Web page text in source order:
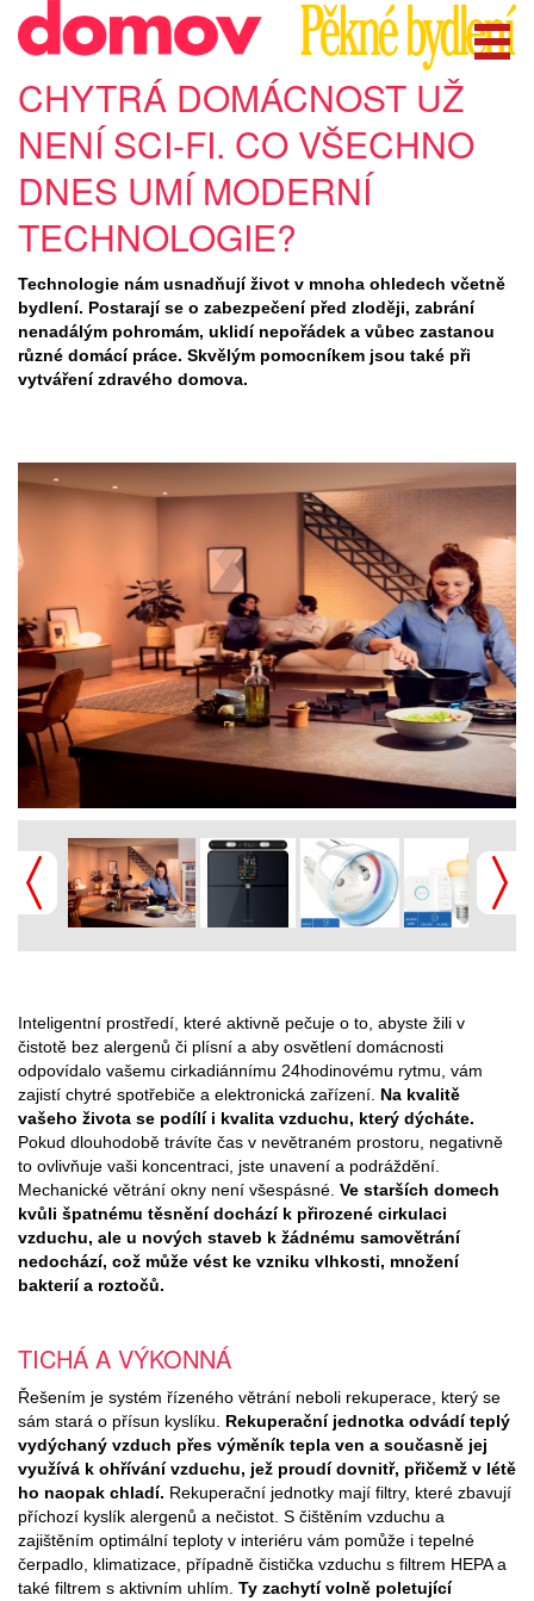
CHYTRÁ DOMÁCNOST UŽ
NENÍ SCI-FI. CO VŠECHNO
DNES UMÍ MODERNÍ
TECHNOLOGIE?
Technologie nám usnadňují život v mnoha ohledech včetně
bydlení. Postarají se o zabezpečení před zloději, zabrání
nenadálým pohromám, uklidí nepořádek a vůbec zastanou
různé domácí práce. Skvělým pomocníkem jsou také při
vytváření zdravého domova.
Inteligentní prostředí, které aktivně pečuje o to, abyste žili v
čistotě bez alergenů či plísní a aby osvětlení domácnosti
odpovídalo vašemu cirkadiánnímu 24hodinovému rytmu, vám
zajistí chytré spotřebiče a elektronická zařízení. Na kvalitě
vašeho života se podílí i kvalita vzduchu, který dýcháte.
Pokud dlouhodobě trávíte čas v nevětraném prostoru, negativně
to ovlivňuje vaši koncentraci, jste unavení a podráždění.
Mechanické větrání okny není všespásné. Ve starších domech
kvůli špatnému těsnění dochází k přirozené cirkulaci
vzduchu, ale u nových staveb k žádnému samovětrání
nedochází, což může vést ke vzniku vlhkosti, množení
bakterií a roztočů.
TICHÁ A VÝKONNÁ
Řešením je systém řízeného větrání neboli rekuperace, který se
sám stará o přísun kyslíku. Rekuperační jednotka odvádí teplý
vydýchaný vzduch přes výměník tepla ven a současně jej
využívá k ohřívání vzduchu, jež proudí dovnitř, přičemž v létě
ho naopak chladí. Rekuperační jednotky mají filtry, které zbavují
příchozí kyslík alergenů a nečistot. S čištěním vzduchu a
zajištěním optimální teploty v interiéru vám pomůže i tepelné
čerpadlo, klimatizace, případně čistička vzduchu s filtrem HEPA a
také filtrem s aktivním uhlím. Ty zachytí volně poletující